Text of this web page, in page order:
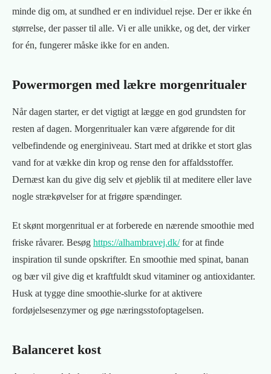
minde dig om, at sundhed er en individuel rejse. Der er ikke én
størrelse, der passer til alle. Vi er alle unikke, og det, der virker
for én, fungerer måske ikke for en anden.
Powermorgen med lækre morgenritualer
Når dagen starter, er det vigtigt at lægge en god grundsten for
resten af dagen. Morgenritualer kan være afgørende for dit
velbefindende og energiniveau. Start med at drikke et stort glas
vand for at vække din krop og rense den for affaldsstoffer.
Dernæst kan du give dig selv et øjeblik til at meditere eller lave
nogle strækøvelser for at frigøre spændinger.
Et skønt morgenritual er at forberede en nærende smoothie med
friske råvarer. Besøg https://alhambravej.dk/for at finde
inspiration til sunde opskrifter. En smoothie med spinat, banan
og bær vil give dig et kraftfuldt skud vitaminer og antioxidanter.
Husk at tygge dine smoothie-slurke for at aktivere
fordøjelsesenzymer og øge næringsstofoptagelsen.
Balanceret kost